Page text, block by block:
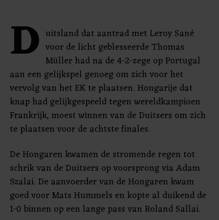
D uitsland dat aantrad met Leroy Sané
voor de licht geblesseerde Thomas
Müller had na de 4-2-zege op Portugal
aan een gelijkspel genoeg om zich voor het
vervolg van het EK te plaatsen. Hongarije dat
knap had gelijkgespeeld tegen wereldkampioen
Frankrijk, moest winnen van de Duitsers om zich
te plaatsen voor de achtste finales.
De Hongaren kwamen de stromende regen tot
schrik van de Duitsers op voorsprong via Adam
Szalai. De aanvoerder van de Hongaren kwam
goed voor Mats Hummels en kopte al duikend de
1-0 binnen op een lange pass van Roland Sallai.